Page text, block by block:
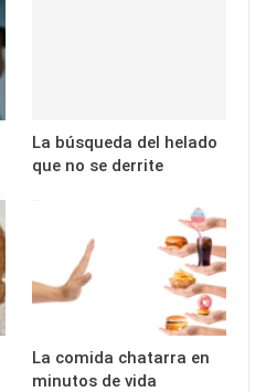
La búsqueda del helado
que no se derrite
La comida chatarra en
minutos de vida